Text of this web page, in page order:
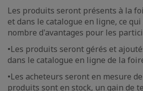
Les produits seront présents à la
et dans le catalogue en ligne, ce
nombre d'avantages pour les
•Les produits seront gérés et
dans le catalogue en ligne de la
•Les acheteurs seront en mesure
produits sont en stock, un gain de